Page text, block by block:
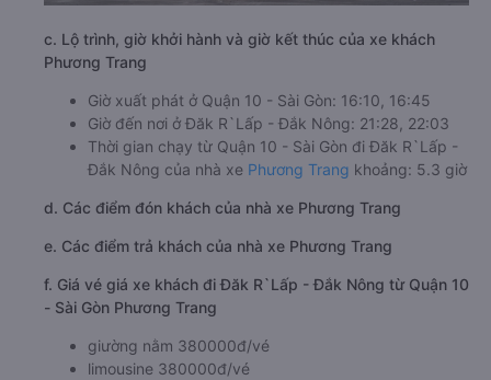
c. Lộ trình, giờ khởi hành và giờ kết thúc của xe khách
Phương Trang
Giờ xuất phát ở Quận 10 - Sài Gòn: 16:10, 16:45
Giờ đến nơi ở Đăk R`Lấp - Đắk Nông: 21:28, 22:03
Thời gian chạy từ Quận 10 - Sài Gòn đi Đăk R`Lấp -
Đắk Nông của nhà xe Phương Trang khoảng: 5.3 giờ
d. Các điểm đón khách của nhà xe Phương Trang
e. Các điểm trả khách của nhà xe Phương Trang
f. Giá vé giá xe khách đi Đăk R`Lấp - Đắk Nông từ Quận 10
- Sài Gòn Phương Trang
giường nằm 380000đ/vé
limousine 380000đ/vé